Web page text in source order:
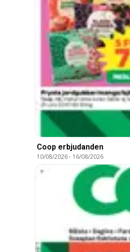
Coop erbjudanden
10/08/2026- 16/08/2026